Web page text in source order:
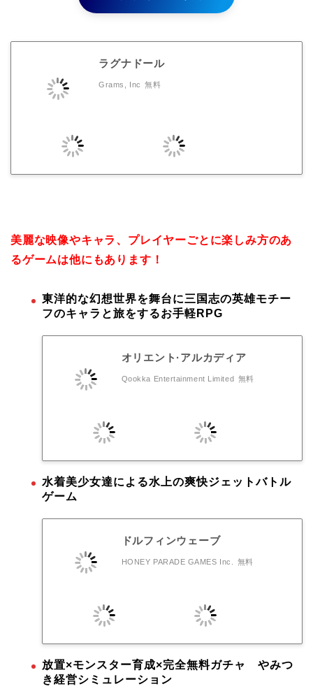
ラグナドール
Grams, Inc 無料
美麗な映像やキャラ、プレイヤーごとに楽しみ方のあ
るゲームは他にもあります！
東洋的な幻想世界を舞台に三国志の英雄モチー
フのキャラと旅をするお手軽RPG
オリエント·アルカディア
Qookka Entertainment Limited 無料
水着美少女達による水上の爽快ジェットバトル
ゲーム
ドルフィンウェーブ
HONEY PARADE GAMES Inc. 無料
放置×モンスター育成×完全無料ガチャ やみつ
き経営シミュレーション